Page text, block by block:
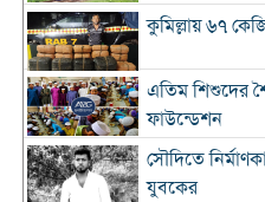
কুমিল্লায় ৬৭
এতিম শিশুদের
ফাউন্ডেশন
সৌদিতে
যুবকের